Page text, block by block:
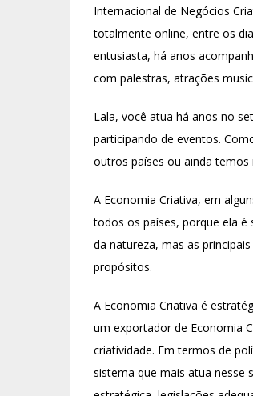
Internacional de Negócios
totalmente online, entre os
entusiasta, há anos
com palestras, atrações
Lala, você atua há anos no
participando de eventos.
outros países ou ainda
A Economia Criativa, em
todos os países, porque ela é
da natureza, mas as
propósitos.
A Economia Criativa é
um exportador de Economia
criatividade. Em termos de
sistema que mais atua nesse